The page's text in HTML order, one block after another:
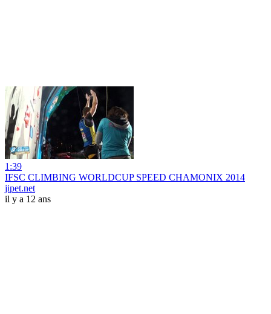
1:39
IFSC CLIMBING WORLDCUP SPEED CHAMONIX 2014
jipet.net
il y a 12 ans